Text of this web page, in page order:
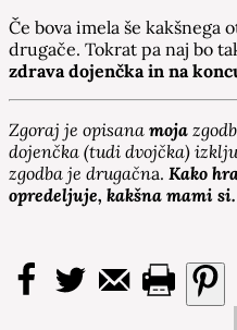
Če bova imela še kakšnega
drugače. Tokrat pa naj bo
zdrava dojenčka in na
Zgoraj je opisana moja
dojenčka (tudi dvojčka)
zgodba je drugačna. Kako
opredeljuje, kakšna mami si.